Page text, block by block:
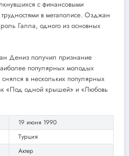
с финансовыми
в мегаполисе. Озджан
Галла, одного из основных
Дениз получил признание
популярных молодых
в нескольких популярных
«Под одной крышей» и «Любовь
19 июня 1990
Турция
Актер